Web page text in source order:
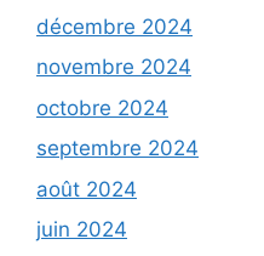
décembre 2024
novembre 2024
octobre 2024
septembre 2024
août 2024
juin 2024